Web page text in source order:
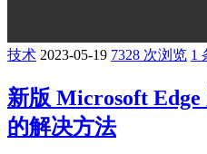
技术 2023-05-19 7328 次浏览 1
新版 Microsoft
的解决方法